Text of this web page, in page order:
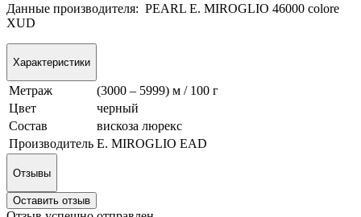
Данные производителя: PEARL E. MIROGLIO 46000 colore
XUD
Характеристики
Метраж
(3000 – 5999) м / 100 г
Цвет
черный
Состав
вискоза люрекс
Производитель E. MIROGLIO EAD
Отзывы
Оставить отзыв